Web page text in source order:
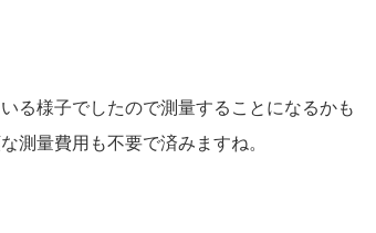
る様子でしたので測量することになるかも
測量費用も不要で済みますね。